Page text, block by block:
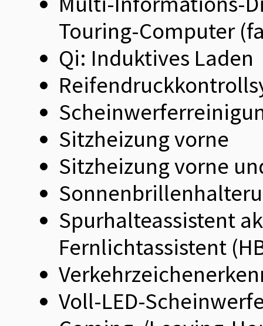
Touring-Computer
Qi: Induktives Laden
Sitzheizung vorne
Sitzheizung vorne
Spurhalteassistent
Fernlichtassistent
Voll-LED-